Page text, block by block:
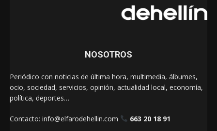
NOSOTROS
Periódico con noticias de última hora, multimedia, álbumes,
ocio, sociedad, servicios, opinión, actualidad local, economía,
política, deportes…
Contacto: info@elfarodehellin.com 663 20 18 91